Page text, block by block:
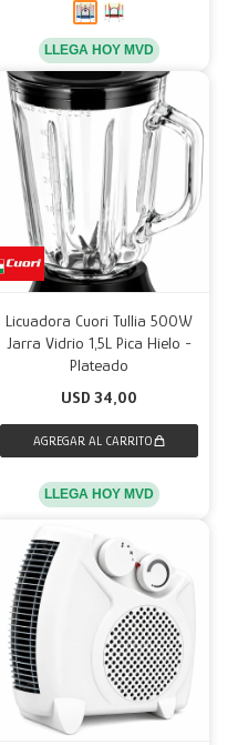
LLEGA HOY MVD
Licuadora Cuori Tullia 500W
Jarra Vidrio 1,5L Pica Hielo -
Plateado
USD 34,00
LLEGA HOY MVD